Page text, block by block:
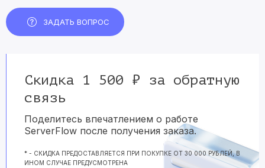
ЗАДАТЬ ВОПРОС
Скидка 1 500 ₽ за обратную
связь
Поделитесь впечатлением о работе
ServerFlow после получения заказа.
* - СКИДКА ПРЕДОСТАВЛЯЕТСЯ ПРИ ПОКУПКЕ ОТ 30 000 РУБЛЕЙ, В
ИНОМ СЛУЧАЕ ПРЕДУСМОТРЕНА